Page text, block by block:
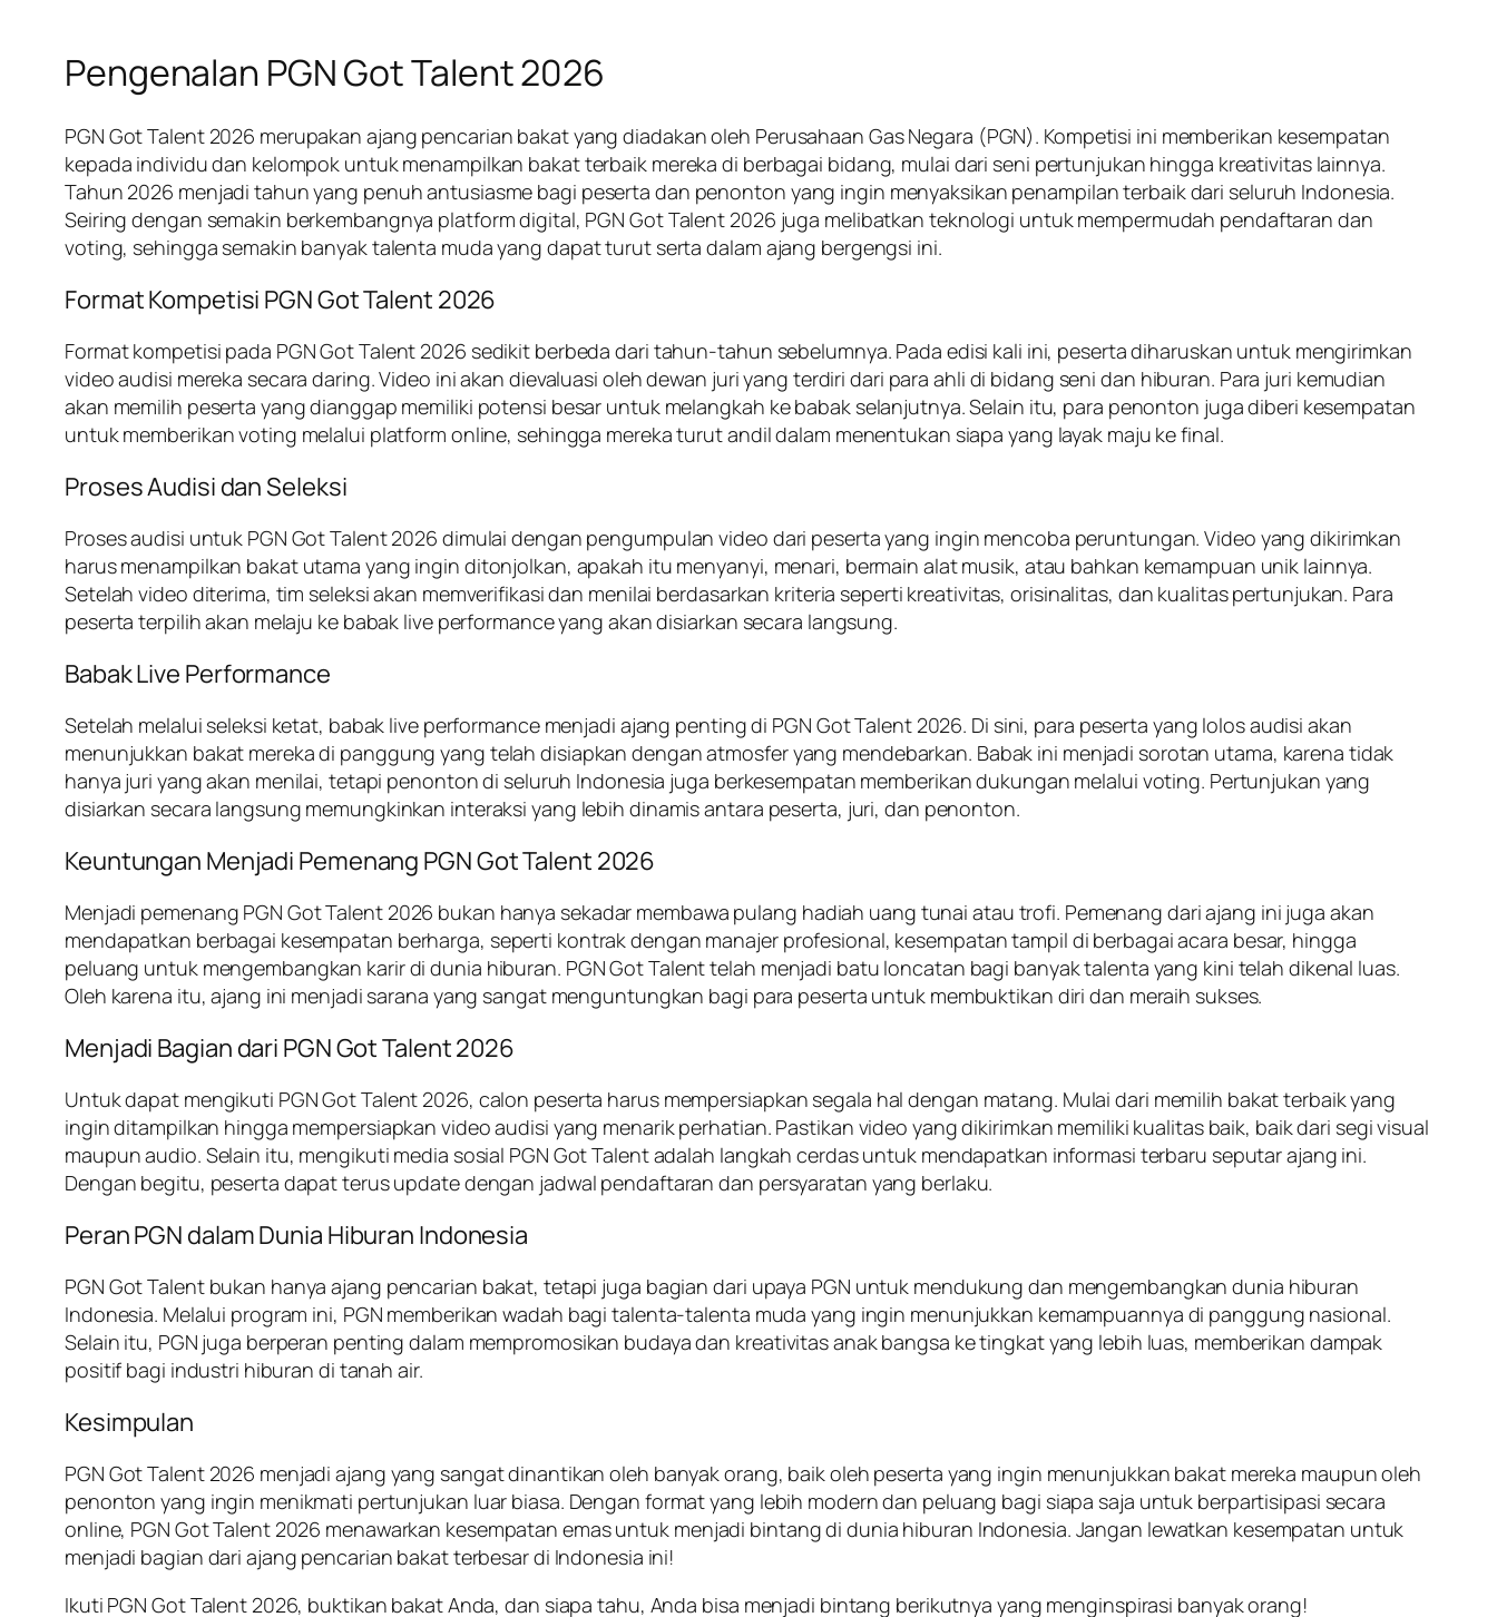
Pengenalan PGN Got Talent 2026
PGN Got Talent 2026 merupakan ajang pencarian bakat yang diadakan oleh Perusahaan Gas Negara (PGN). Kompetisi ini memberikan kesempatan
kepada individu dan kelompok untuk menampilkan bakat terbaik mereka di berbagai bidang, mulai dari seni pertunjukan hingga kreativitas lainnya.
Tahun 2026 menjadi tahun yang penuh antusiasme bagi peserta dan penonton yang ingin menyaksikan penampilan terbaik dari seluruh Indonesia.
Seiring dengan semakin berkembangnya platform digital, PGN Got Talent 2026 juga melibatkan teknologi untuk mempermudah pendaftaran dan
voting, sehingga semakin banyak talenta muda yang dapat turut serta dalam ajang bergengsi ini.
Format Kompetisi PGN Got Talent 2026
Format kompetisi pada PGN Got Talent 2026 sedikit berbeda dari tahun-tahun sebelumnya. Pada edisi kali ini, peserta diharuskan untuk mengirimkan
video audisi mereka secara daring. Video ini akan dievaluasi oleh dewan juri yang terdiri dari para ahli di bidang seni dan hiburan. Para juri kemudian
akan memilih peserta yang dianggap memiliki potensi besar untuk melangkah ke babak selanjutnya. Selain itu, para penonton juga diberi kesempatan
untuk memberikan voting melalui platform online, sehingga mereka turut andil dalam menentukan siapa yang layak maju ke final.
Proses Audisi dan Seleksi
Proses audisi untuk PGN Got Talent 2026 dimulai dengan pengumpulan video dari peserta yang ingin mencoba peruntungan. Video yang dikirimkan
harus menampilkan bakat utama yang ingin ditonjolkan, apakah itu menyanyi, menari, bermain alat musik, atau bahkan kemampuan unik lainnya.
Setelah video diterima, tim seleksi akan memverifikasi dan menilai berdasarkan kriteria seperti kreativitas, orisinalitas, dan kualitas pertunjukan. Para
peserta terpilih akan melaju ke babak live performance yang akan disiarkan secara langsung.
Babak Live Performance
Setelah melalui seleksi ketat, babak live performance menjadi ajang penting di PGN Got Talent 2026. Di sini, para peserta yang lolos audisi akan
menunjukkan bakat mereka di panggung yang telah disiapkan dengan atmosfer yang mendebarkan. Babak ini menjadi sorotan utama, karena tidak
hanya juri yang akan menilai, tetapi penonton di seluruh Indonesia juga berkesempatan memberikan dukungan melalui voting. Pertunjukan yang
disiarkan secara langsung memungkinkan interaksi yang lebih dinamis antara peserta, juri, dan penonton.
Keuntungan Menjadi Pemenang PGN Got Talent 2026
Menjadi pemenang PGN Got Talent 2026 bukan hanya sekadar membawa pulang hadiah uang tunai atau trofi. Pemenang dari ajang ini juga akan
mendapatkan berbagai kesempatan berharga, seperti kontrak dengan manajer profesional, kesempatan tampil di berbagai acara besar, hingga
peluang untuk mengembangkan karir di dunia hiburan. PGN Got Talent telah menjadi batu loncatan bagi banyak talenta yang kini telah dikenal luas.
Oleh karena itu, ajang ini menjadi sarana yang sangat menguntungkan bagi para peserta untuk membuktikan diri dan meraih sukses.
Menjadi Bagian dari PGN Got Talent 2026
Untuk dapat mengikuti PGN Got Talent 2026, calon peserta harus mempersiapkan segala hal dengan matang. Mulai dari memilih bakat terbaik yang
ingin ditampilkan hingga mempersiapkan video audisi yang menarik perhatian. Pastikan video yang dikirimkan memiliki kualitas baik, baik dari segi visual
maupun audio. Selain itu, mengikuti media sosial PGN Got Talent adalah langkah cerdas untuk mendapatkan informasi terbaru seputar ajang ini.
Dengan begitu, peserta dapat terus update dengan jadwal pendaftaran dan persyaratan yang berlaku.
Peran PGN dalam Dunia Hiburan Indonesia
PGN Got Talent bukan hanya ajang pencarian bakat, tetapi juga bagian dari upaya PGN untuk mendukung dan mengembangkan dunia hiburan
Indonesia. Melalui program ini, PGN memberikan wadah bagi talenta-talenta muda yang ingin menunjukkan kemampuannya di panggung nasional.
Selain itu, PGN juga berperan penting dalam mempromosikan budaya dan kreativitas anak bangsa ke tingkat yang lebih luas, memberikan dampak
positif bagi industri hiburan di tanah air.
Kesimpulan
PGN Got Talent 2026 menjadi ajang yang sangat dinantikan oleh banyak orang, baik oleh peserta yang ingin menunjukkan bakat mereka maupun oleh
penonton yang ingin menikmati pertunjukan luar biasa. Dengan format yang lebih modern dan peluang bagi siapa saja untuk berpartisipasi secara
online, PGN Got Talent 2026 menawarkan kesempatan emas untuk menjadi bintang di dunia hiburan Indonesia. Jangan lewatkan kesempatan untuk
menjadi bagian dari ajang pencarian bakat terbesar di Indonesia ini!
Ikuti PGN Got Talent 2026, buktikan bakat Anda, dan siapa tahu, Anda bisa menjadi bintang berikutnya yang menginspirasi banyak orang!